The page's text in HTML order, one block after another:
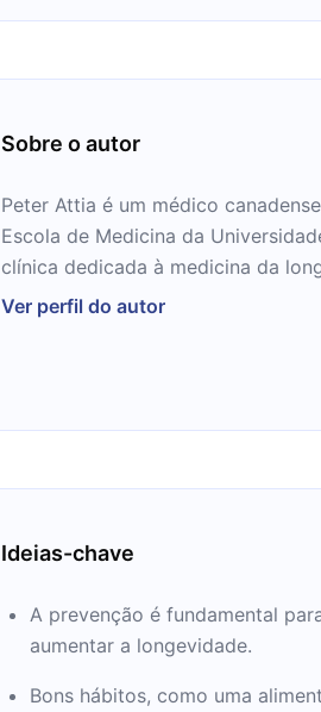
Sobre o autor
Peter Attia é um médico
Escola de Medicina da
clínica dedicada à medicina da
podcast sobre medicina “The Drive”.
Ver perfil do autor
Ideias-chave
A prevenção é fundamental
aumentar a longevidade.
Bons hábitos, como uma